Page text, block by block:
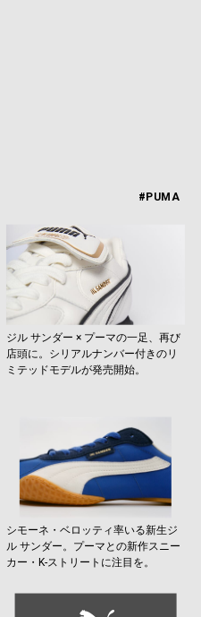
#PUMA
ジル サンダー × プーマの一足、再び
店頭に。シリアルナンバー付きのリ
ミテッドモデルが発売開始。
シモーネ・ベロッティ率いる新生ジ
ル サンダー。プーマとの新作スニー
カー・K-ストリートに注目を。